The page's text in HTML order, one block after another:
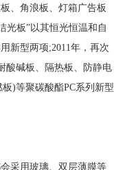
、角浪板、灯箱广告板
光板”以其恒光恒温和自
新型两项;2011年，再次
酸碱板、隔热板、防静电
)等聚碳酸酯PC系列新型
采用玻璃、双层薄膜等